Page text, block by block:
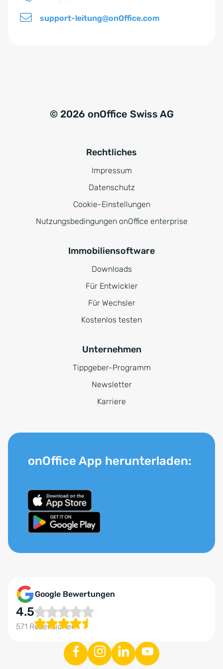
support-leitung@onOffice.com
© 2026 onOffice Swiss AG
Rechtliches
Impressum
Datenschutz
Cookie-Einstellungen
Nutzungsbedingungen onOffice enterprise
Immobiliensoftware
Downloads
Für Entwickler
Für Wechsler
Kostenlos testen
Unternehmen
Tippgeber-Programm
Newsletter
Karriere
Google Bewertungen
4.5
571 Rezensionen
onOffice App herunterladen: